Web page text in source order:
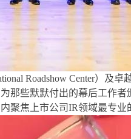
Roadshow Center）及
那些默默付出的幕后工作
聚焦上市公司IR领域最专业